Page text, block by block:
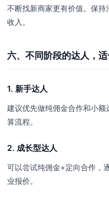
不断找新商家更有价值。保
收入。
六、不同阶段的达人，
1. 新手达人
建议优先做纯佣金合作和小
算流程。
2. 成长型达人
可以尝试纯佣金+定向合作，
业报价。